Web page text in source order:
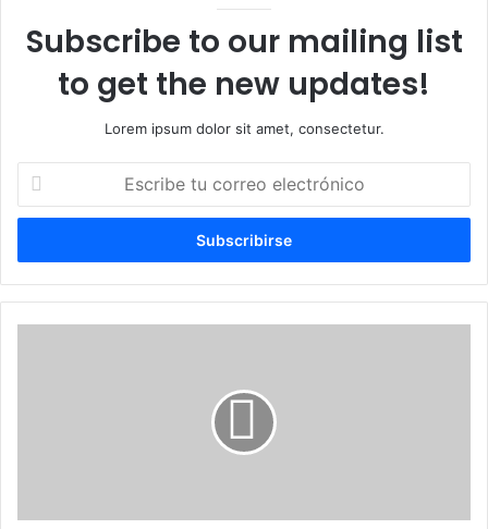
Subscribe to our mailing list
to get the new updates!
Lorem ipsum dolor sit amet, consectetur.
Escribe
correo
lunes,